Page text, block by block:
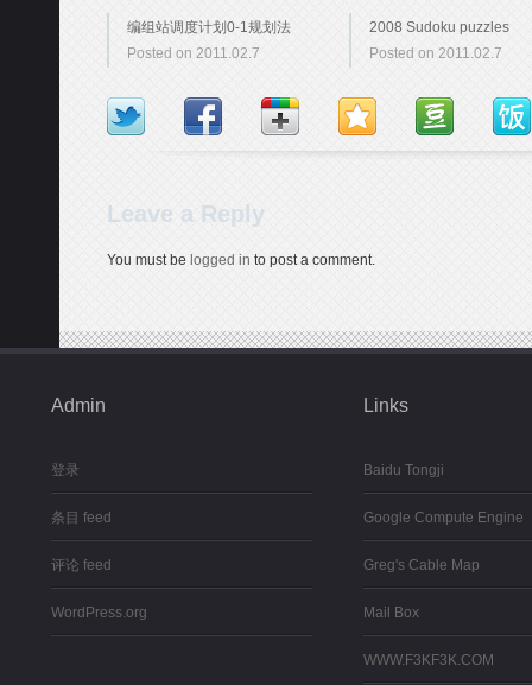
编组站调度计划0-1规划法
Posted on 2011.02.7
2008 Sudoku puzzles
Posted on 2011.02.7
Leave a Reply
You must be logged in to post a comment.
Admin
登录
条目 feed
评论 feed
WordPress.org
Links
Baidu Tongji
Google Compute Engine
Greg's Cable Map
Mail Box
WWW.F3KF3K.COM